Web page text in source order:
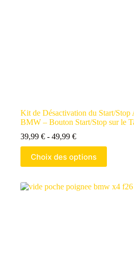
Kit de Désactivation du Start/Stop
BMW – Bouton Start/Stop sur le
39,99 € - 49,99 €
Choix des options